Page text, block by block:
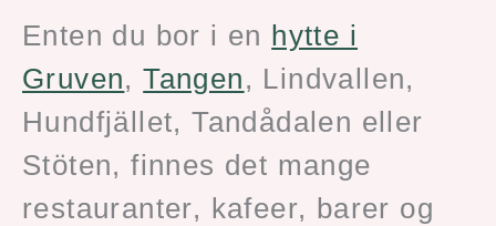
Enten du bor i en hytte i
Gruven,Tangen, Lindvallen,
Hundfjället, Tandådalen eller
Stöten, finnes det mange
restauranter, kafeer, barer og